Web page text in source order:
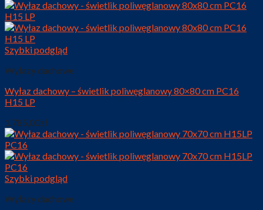
Szybki podgląd
Wyłazy dachowe
Wyłaz dachowy – świetlik poliwęglanowy 80×80 cm PC16
H15 LP
1.785,00zł
Szybki podgląd
Wyłazy dachowe